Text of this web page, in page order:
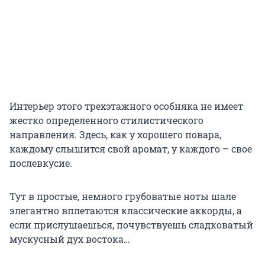
Интерьер этого трехэтажного особняка не имеет
жестко определенного стилистического
направления. Здесь, как у хорошего повара,
каждому слышится свой аромат, у каждого – свое
послевкусие.
Тут в простые, немного грубоватые ноты шале
элегантно вплетаются классические аккорды, а
если прислушаешься, почувствуешь сладковатый
мускусный дух востока…